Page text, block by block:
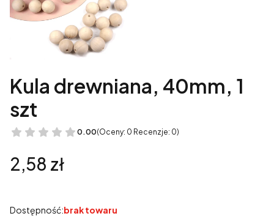
Kula drewniana, 40mm, 1
szt
0.00(Oceny: 0 Recenzje: 0)
Cena
2,58 zł
Dostępność:brak towaru